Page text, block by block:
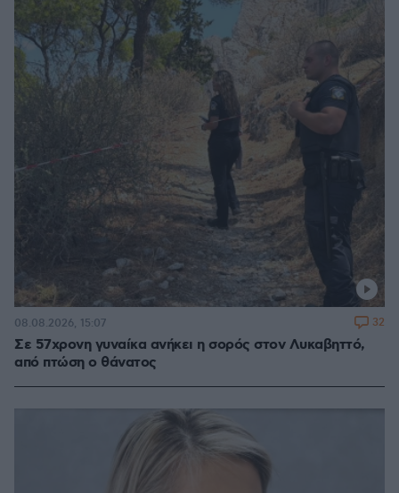
Σε 57χρονη γυναίκα ανήκει η σορός στον Λυκαβηττό,
από πτώση ο θάνατος
08.08.2026, 15:07 32